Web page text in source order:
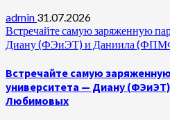
admin 31.07.2026
Встречайте самую заряженную
Диану (ФЭиЭТ) и Даниила
Встречайте самую
университета — Диану
Любимовых